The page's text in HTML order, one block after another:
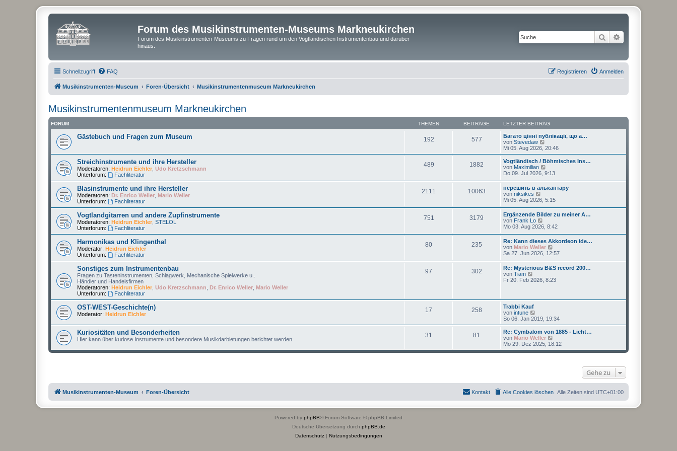
Forum des Musikinstrumenten-Museums Markneukirchen
Forum des Musikinstrumenten-Museums zu Fragen rund um den Vogtländischen Instrumentenbau und darüber
hinaus.
Suche
Schnellzugriff FAQ Anmelden
Registrieren
Musikinstrumenten-Museum Foren-Übersicht Musikinstrumentenmuseum Markneukirchen
Musikinstrumentenmuseum Markneukirchen
FORUM THEMEN BEITRÄGE LETZTER BEITRAG
Gästebuch und Fragen zum Museum 192 577
Багато цінні публікації, що а…
von Stevedaw
e
u
e
s
t
B
i
t
r
g
Mi 05. Aug 2026, 20:46
Streichinstrumente und ihre Hersteller
Moderatoren: Heidrun Eichler Udo Kretzschmann
Unterforum:
Fachliteratur
489 1882
Vogtländisch / Böhmisches Ins…
von Maximilian
e
s
t
e
r
B
i
t
a
g
Do 09. Jul 2026, 9:13
Blasinstrumente und ihre Hersteller
Moderatoren: Dr. Enrico Weller Mario Weller
Unterforum:
Fachliteratur
2111 10063
перешить в алькантару
von niksikes
e
e
s
t
e
r
B
e
i
t
r
a
g
Mi 05. Aug 2026, 5:15
Vogtlandgitarren und andere Zupfinstrumente
Moderatoren: Heidrun Eichler STELOL
Unterforum:
Fachliteratur
751 3179
Ergänzende Bilder zu meiner A…
von Frank Lo
e
s
t
e
r
B
i
a
Mo 03. Aug 2026, 8:42
Harmonikas und Klingenthal
Moderator: Heidrun Eichler
Unterforum:
Fachliteratur
80 235
Re: Kann dieses Akkordeon ide…
von Mario Weller
e
e
s
t
e
e
r
a
g
Sa 27. Jun 2026, 12:57
Sonstiges zum Instrumentenbau
Fragen zu Tasteninstrumenten, Schlagwerk, Mechanische Spielwerke u..
Händler und Handelsfirmen
Moderatoren: Heidrun Eichler Udo Kretzschmann Dr. Enrico Weller Mario Weller
Unterforum:
Fachliteratur
97 302
Re: Mysterious B&S record 200…
von Tiam
e
t
e
r
B
i
t
r
a
Fr 20. Feb 2026, 8:23
OST-WEST-Geschichte(n)
Moderator: Heidrun Eichler
17 258
Trabbi Kauf
von intune
e
u
e
s
t
r
r
a
So 06. Jan 2019, 19:34
Kuriositäten und Besonderheiten
Hier kann über kuriose Instrumente und besondere Musikdarbietungen berichtet werden.
31 81
Re: Cymbalom von 1885 - Licht…
von Mario Weller
e
u
e
r
Mo 29. Dez 2025, 18:12
Gehe zu
Musikinstrumenten-Museum Foren-Übersicht Alle Zeiten sind UTC+01:00
Alle Cookies löschen
Kontakt
Powered by phpBB® Forum Software © phpBB Limited
Deutsche Übersetzung durch phpBB.de
Datenschutz| Nutzungsbedingungen